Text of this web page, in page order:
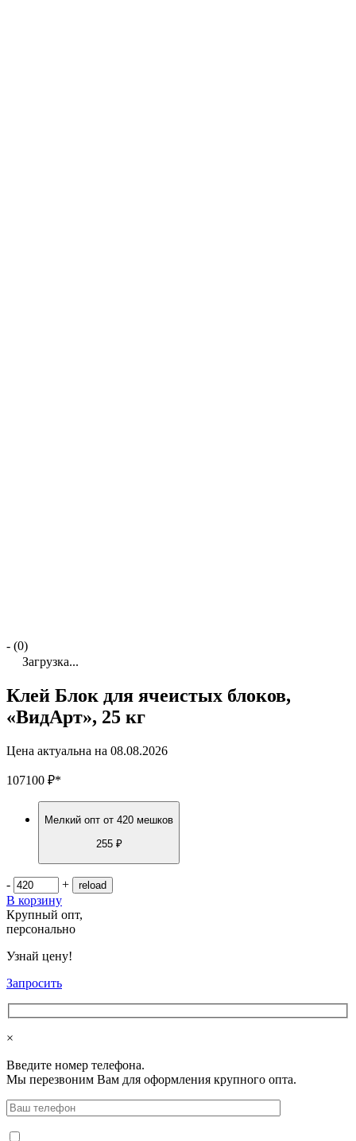
- (0)
Загрузка...
Клей Блок для ячеистых блоков,
«ВидАрт», 25 кг
Цена актуальна на 08.08.2026
107100 ₽*
Мелкий опт от 420 мешков
255 ₽
-
+
В корзину
Крупный опт,
персонально
Узнай цену!
Запросить
×
Введите номер телефона.
Мы перезвоним Вам для оформления крупного опта.